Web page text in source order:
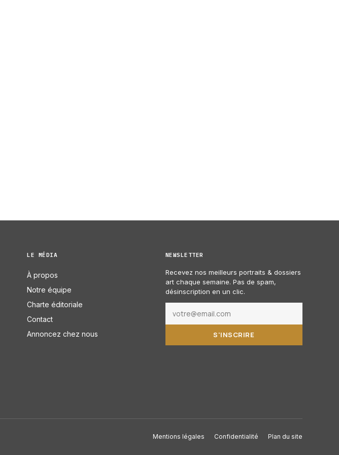
LE MÉDIA
À propos
Notre équipe
Charte éditoriale
Contact
Annoncez chez nous
NEWSLETTER
Recevez nos meilleurs portraits & dossiers
art chaque semaine. Pas de spam,
désinscription en un clic.
S'INSCRIRE
Mentions légales Confidentialité Plan du site